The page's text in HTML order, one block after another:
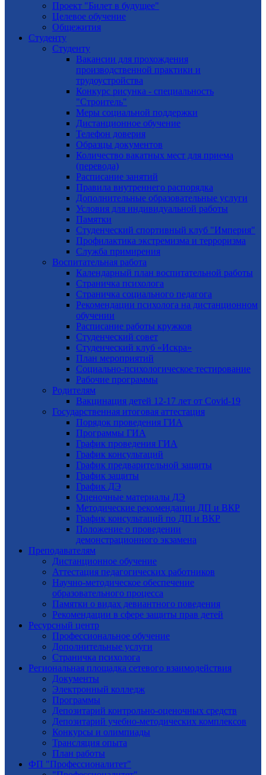
Проект "Билет в будущее"
Целевое обучение
Общежития
Студенту
Студенту
Вакансии для прохождения
производственной практики и
трудоустройства
Конкурс рисунка - специальность
"Строитель"
Меры социальной поддержки
Дистанционное обучение
Телефон доверия
Образцы документов
Количество вакатных мест для приема
(перевода)
Расписание занятий
Правила внутреннего распорядка
Дополнительные образовательные услуги
Условия для индивидуальной работы
Памятки
Студенческий спортивный клуб "Империя"
Профилактика экстремизма и терроризма
Служба примирения
Воспитательная работа
Календарный план воспитательной работы
Страничка психолога
Страничка социального педагога
Рекомендации психолога на дистанционном
обучении
Расписание работы кружков
Студенческий совет
Студенческий клуб «Искра»
План мероприятий
Социально-психологическое тестирование
Рабочие программы
Родителям
Вакцинация детей 12-17 лет от Covid-19
Государственная итоговая аттестация
Порядок проведения ГИА
Программы ГИА
График проведения ГИА
График консультаций
График предварительной защиты
График защиты
График ДЭ
Оценочные материалы ДЭ
Методические рекомендации ДП и ВКР
График консультаций по ДП и ВКР
Положение о проведении
демонстрационного экзамена
Преподавателям
Дистанционное обучение
Аттестация педагогических работников
Научно-методическое обеспечение
образовательного процесса
Памятки о видах девиантного поведения
Рекомендации в сфере защиты прав детей
Ресурсный центр
Профессиональное обучение
Дополнительные услуги
Страничка психолога
Региональная площадка сетевого взаимодействия
Документы
Электронный колледж
Программы
Депозитарий контрольно-оценочных средств
Депозитарий учебно-методических комплексов
Конкурсы и олимпиады
Трансляция опыта
План работы
ФП "Профессионалитет"